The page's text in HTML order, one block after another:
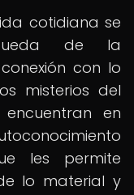
cotidiana se
de la
con lo
misterios del
encuentran en
les permite
lo material y